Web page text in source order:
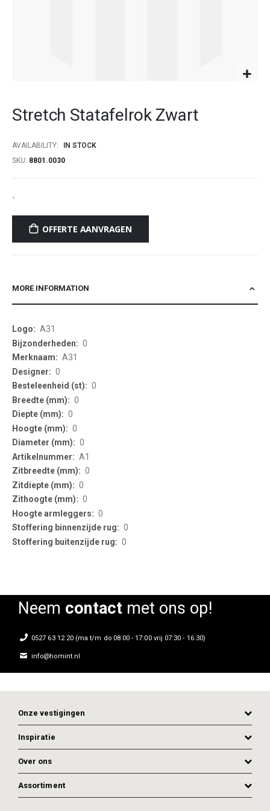
the
the
images
Stretch Statafelrok Zwart
AVAILABILITY:
IN STOCK
SKU 8801.0030
-
OFFERTE AANVRAGEN
MORE INFORMATION
More
Information
A31
0
A31
0
0
0
0
0
0
A1
0
0
0
0
0
0
Neem contactmet ons op!
0527 63 12 20 (ma t/m do 08:00 - 17:00 vrij 07:30 - 16:30)
info@homint.nl
Onze vestigingen
Inspiratie
Over ons
Assortiment